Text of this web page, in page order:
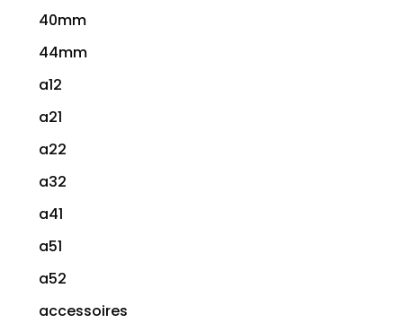
40mm
44mm
a12
a21
a22
a32
a41
a51
a52
accessoires